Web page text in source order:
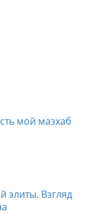
мой мазхаб
элиты. Взгляд